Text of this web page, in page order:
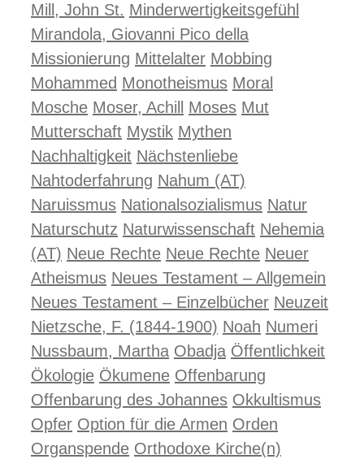
Mill, John St. Minderwertigkeitsgefühl
Mirandola, Giovanni Pico della
Missionierung Mittelalter Mobbing
Mohammed Monotheismus Moral
Mosche Moser, Achill Moses Mut
Mutterschaft Mystik Mythen
Nachhaltigkeit Nächstenliebe
Nahtoderfahrung Nahum (AT)
Naruissmus Nationalsozialismus Natur
Naturschutz Naturwissenschaft Nehemia
(AT) Neue Rechte Neue Rechte Neuer
Atheismus Neues Testament – Allgemein
Neues Testament – Einzelbücher Neuzeit
Nietzsche, F. (1844-1900) Noah Numeri
Nussbaum, Martha Obadja Öffentlichkeit
Ökologie Ökumene Offenbarung
Offenbarung des Johannes Okkultismus
Opfer Option für die Armen Orden
Organspende Orthodoxe Kirche(n)